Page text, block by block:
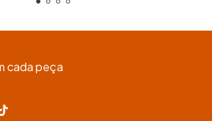
cada peça